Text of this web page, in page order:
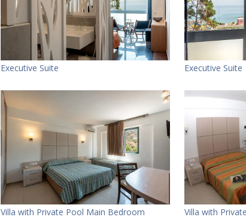
Executive Suite Executive Suite
Villa with Private Pool Main Bedroom Villa with